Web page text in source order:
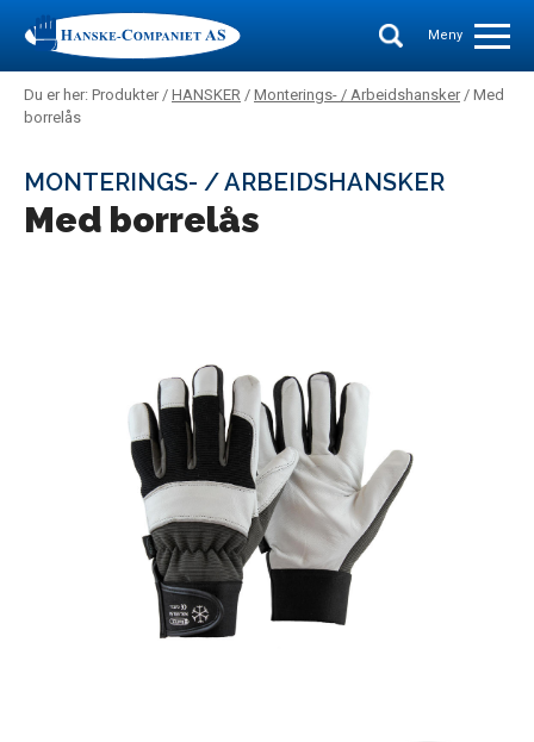
Meny
Du er her: Produkter / HANSKER / Monterings- / Arbeidshansker / Med
borrelås
MONTERINGS- / ARBEIDSHANSKER
Med borrelås